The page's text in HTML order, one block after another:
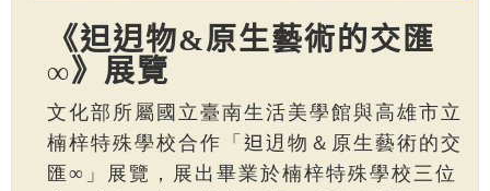
《𨑨迌物&原生藝術的交匯
∞》展覽
文化部所屬國立臺南生活美學館與高雄市立
楠梓特殊學校合作「𨑨迌物＆原生藝術的交
匯∞」展覽，展出畢業於楠梓特殊學校三位